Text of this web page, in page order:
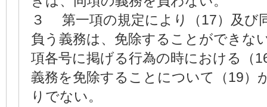
３ 第一項の規定により（17）及び
負う義務は、免除することができな
項各号に掲げる行為の時における（
義務を免除することについて（19）
りでない。